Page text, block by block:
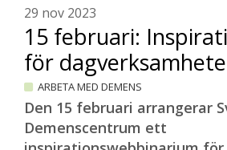
29 nov 2023
15 februari:
för
ARBETA MED DEMENS
Den 15 februari arrangerar
Demenscentrum ett